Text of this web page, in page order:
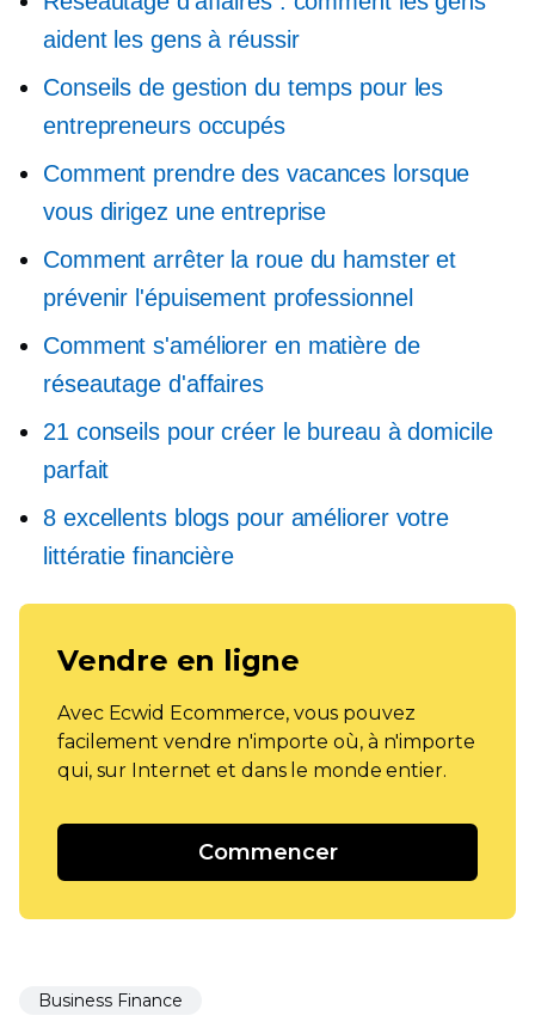
aident les gens à réussir
Conseils de gestion du temps pour les
entrepreneurs occupés
Comment prendre des vacances lorsque
vous dirigez une entreprise
Comment arrêter la roue du hamster et
prévenir l'épuisement professionnel
Comment s'améliorer en matière de
réseautage d'affaires
21 conseils pour créer le bureau à domicile
parfait
8 excellents blogs pour améliorer votre
littératie financière
Vendre en ligne
Avec Ecwid Ecommerce, vous pouvez
facilement vendre n'importe où, à n'importe
qui, sur Internet et dans le monde entier.
Commencer
Business Finance